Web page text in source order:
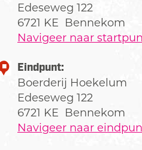
Edeseweg 122
6721 KE Bennekom
Navigeer naar
Eindpunt:
Boerderij Hoekelum
Edeseweg 122
6721 KE Bennekom
Navigeer naar